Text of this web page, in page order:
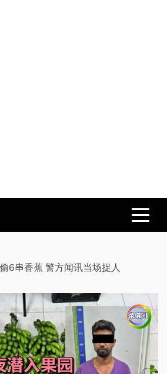
6串香蕉 警方闻讯当场捉人